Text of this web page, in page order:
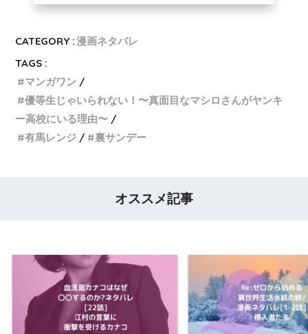
CATEGORY :漫画ネタバレ
TAGS :
マンガワン
優等生じゃいられない！〜真面目なマシロさんがヤンキ
ー高校にいる理由〜
有馬レンジ
裏サンデー
オススメ記事